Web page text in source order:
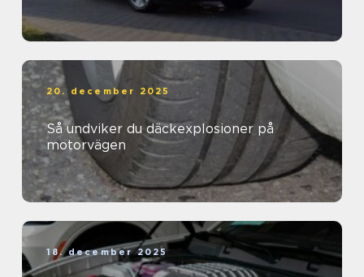
20. december 2025
Så undviker du däckexplosioner på
motorvägen
18. december 2025